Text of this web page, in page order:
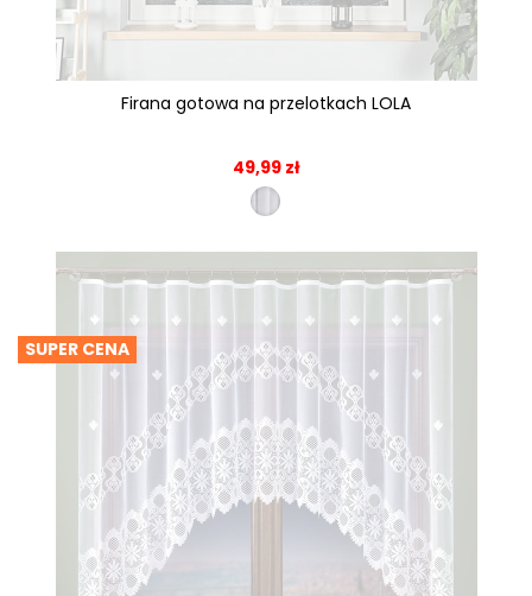
Firana gotowa na przelotkach LOLA
49,99 zł
SUPER CENA